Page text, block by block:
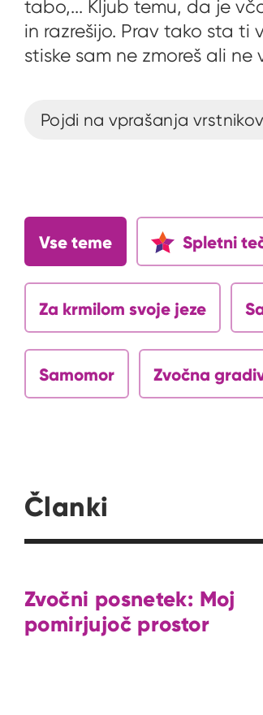
tabo,... Kljub temu, da je
in razrešijo. Prav tako sta
stiske sam ne zmoreš ali
Pojdi na vprašanja vrstnikov
Vse teme Spletni
Za krmilom svoje jeze
Samomor Zvočna
Članki
Zvočni posnetek: Moj
pomirjujoč prostor